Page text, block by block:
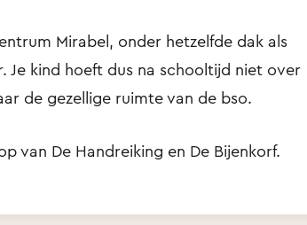
Mirabel, onder hetzelfde dak als
Je kind hoeft dus na schooltijd niet over
de gezellige ruimte van de bso.
van De Handreiking en De Bijenkorf.